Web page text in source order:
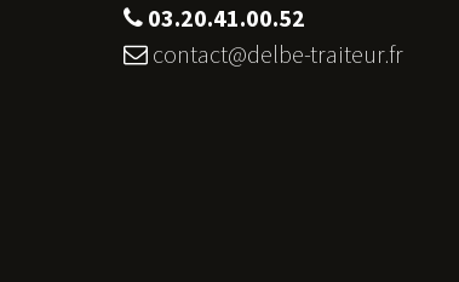
03.20.41.00.52
contact@delbe-traiteur.fr